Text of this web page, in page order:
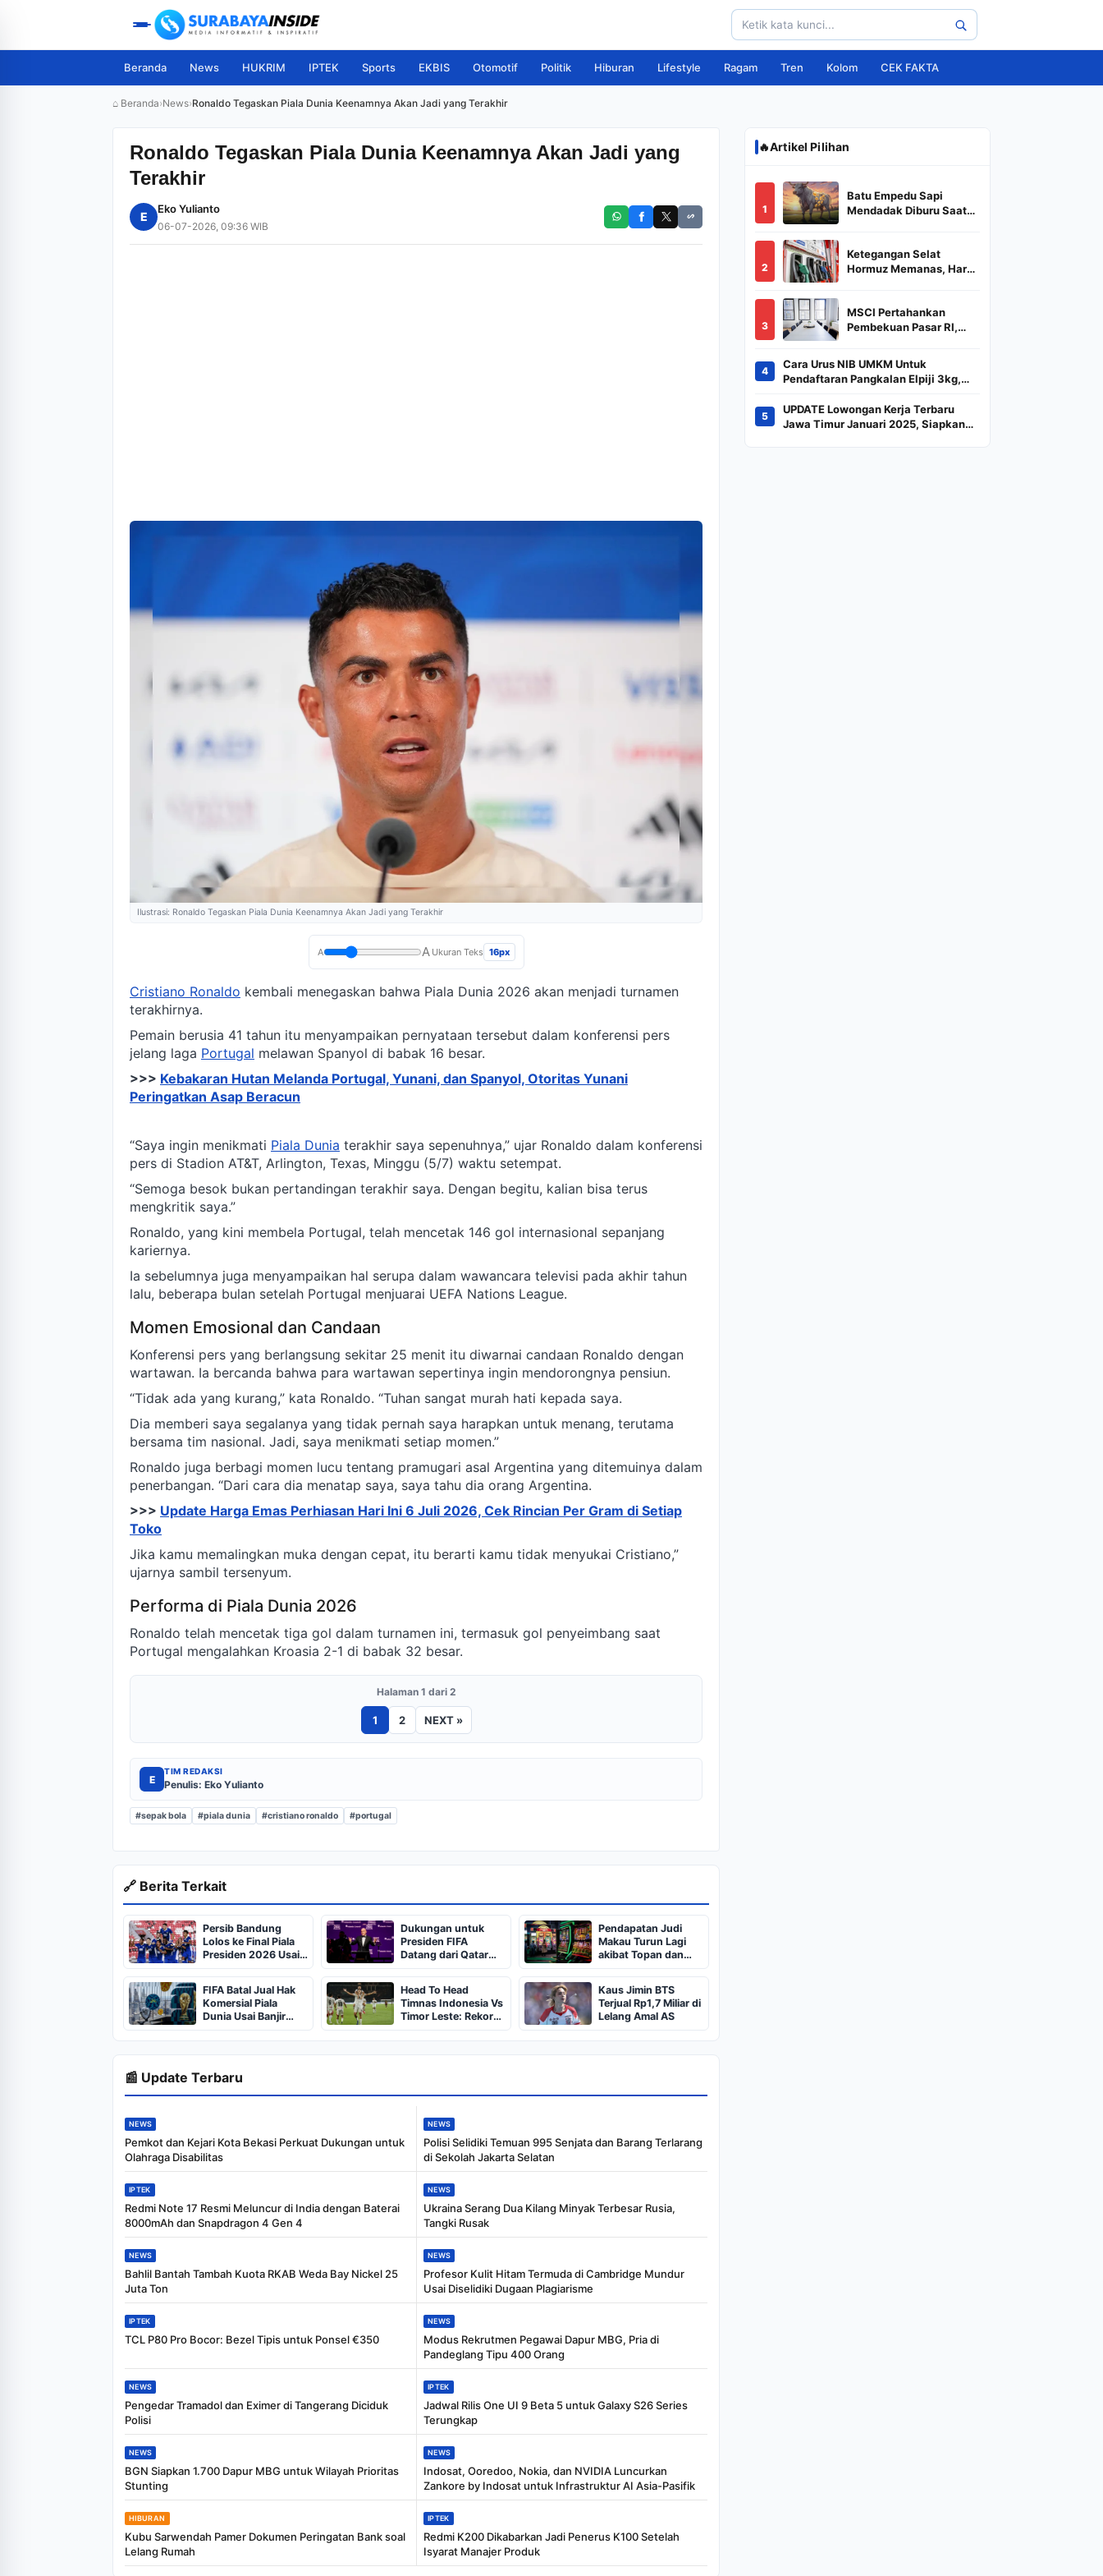
Beranda News HUKRIM IPTEK Sports EKBIS Otomotif Politik Hiburan Lifestyle Ragam Tren Kolom CEK FAKTA
⌂ Beranda›News›Ronaldo Tegaskan Piala Dunia Keenamnya Akan Jadi yang Terakhir
Ronaldo Tegaskan Piala Dunia Keenamnya Akan Jadi yang
Terakhir
E
Eko Yulianto
06-07-2026, 09:36 WIB
Ilustrasi: Ronaldo Tegaskan Piala Dunia Keenamnya Akan Jadi yang Terakhir
A A Ukuran Teks 16px
Cristiano Ronaldo kembali menegaskan bahwa Piala Dunia 2026 akan menjadi turnamen
terakhirnya.
Pemain berusia 41 tahun itu menyampaikan pernyataan tersebut dalam konferensi pers
jelang laga Portugal melawan Spanyol di babak 16 besar.
>>> Kebakaran Hutan Melanda Portugal, Yunani, dan Spanyol, Otoritas Yunani
Peringatkan Asap Beracun
“Saya ingin menikmati Piala Dunia terakhir saya sepenuhnya,” ujar Ronaldo dalam konferensi
pers di Stadion AT&T, Arlington, Texas, Minggu (5/7) waktu setempat.
“Semoga besok bukan pertandingan terakhir saya. Dengan begitu, kalian bisa terus
mengkritik saya.”
Ronaldo, yang kini membela Portugal, telah mencetak 146 gol internasional sepanjang
kariernya.
Ia sebelumnya juga menyampaikan hal serupa dalam wawancara televisi pada akhir tahun
lalu, beberapa bulan setelah Portugal menjuarai UEFA Nations League.
Momen Emosional dan Candaan
Konferensi pers yang berlangsung sekitar 25 menit itu diwarnai candaan Ronaldo dengan
wartawan. Ia bercanda bahwa para wartawan sepertinya ingin mendorongnya pensiun.
“Tidak ada yang kurang,” kata Ronaldo. “Tuhan sangat murah hati kepada saya.
Dia memberi saya segalanya yang tidak pernah saya harapkan untuk menang, terutama
bersama tim nasional. Jadi, saya menikmati setiap momen.”
Ronaldo juga berbagi momen lucu tentang pramugari asal Argentina yang ditemuinya dalam
penerbangan. “Dari cara dia menatap saya, saya tahu dia orang Argentina.
>>> Update Harga Emas Perhiasan Hari Ini 6 Juli 2026, Cek Rincian Per Gram di Setiap
Toko
Jika kamu memalingkan muka dengan cepat, itu berarti kamu tidak menyukai Cristiano,”
ujarnya sambil tersenyum.
Performa di Piala Dunia 2026
Ronaldo telah mencetak tiga gol dalam turnamen ini, termasuk gol penyeimbang saat
Portugal mengalahkan Kroasia 2-1 di babak 32 besar.
Halaman 1 dari 2
1 2 NEXT »
E
TIM REDAKSI
Penulis: Eko Yulianto
#sepak bola #piala dunia #cristiano ronaldo #portugal
🔗 Berita Terkait
Persib Bandung
Lolos ke Final Piala
Presiden 2026 Usai
Kalahkan Persija 2-1
Dukungan untuk
Presiden FIFA
Datang dari Qatar
dan Indonesia
Pendapatan Judi
Makau Turun Lagi
akibat Topan dan
Piala Dunia
FIFA Batal Jual Hak
Komersial Piala
Dunia Usai Banjir
Penolakan
Head To Head
Timnas Indonesia Vs
Timor Leste: Rekor
Sempurna Garuda
Jadi Modal Berharga
di Piala AFF 2026
Kaus Jimin BTS
Terjual Rp1,7 Miliar di
Lelang Amal AS
📰 Update Terbaru
NEWS
Pemkot dan Kejari Kota Bekasi Perkuat Dukungan untuk
Olahraga Disabilitas
NEWS
Polisi Selidiki Temuan 995 Senjata dan Barang Terlarang
di Sekolah Jakarta Selatan
IPTEK
Redmi Note 17 Resmi Meluncur di India dengan Baterai
8000mAh dan Snapdragon 4 Gen 4
NEWS
Ukraina Serang Dua Kilang Minyak Terbesar Rusia,
Tangki Rusak
NEWS
Bahlil Bantah Tambah Kuota RKAB Weda Bay Nickel 25
Juta Ton
NEWS
Profesor Kulit Hitam Termuda di Cambridge Mundur
Usai Diselidiki Dugaan Plagiarisme
IPTEK
TCL P80 Pro Bocor: Bezel Tipis untuk Ponsel €350
NEWS
Modus Rekrutmen Pegawai Dapur MBG, Pria di
Pandeglang Tipu 400 Orang
NEWS
Pengedar Tramadol dan Eximer di Tangerang Diciduk
Polisi
IPTEK
Jadwal Rilis One UI 9 Beta 5 untuk Galaxy S26 Series
Terungkap
NEWS
BGN Siapkan 1.700 Dapur MBG untuk Wilayah Prioritas
Stunting
NEWS
Indosat, Ooredoo, Nokia, dan NVIDIA Luncurkan
Zankore by Indosat untuk Infrastruktur AI Asia-Pasifik
HIBURAN
Kubu Sarwendah Pamer Dokumen Peringatan Bank soal
Lelang Rumah
IPTEK
Redmi K200 Dikabarkan Jadi Penerus K100 Setelah
Isyarat Manajer Produk
🔥Artikel Pilihan
1
Batu Empedu Sapi
Mendadak Diburu Saat
Puluhan Juta
2
Ketegangan Selat
Hormuz Memanas, Harga
3
MSCI Pertahankan
Pembekuan Pasar RI,
Indeks
4
Cara Urus NIB UMKM Untuk
Pendaftaran Pangkalan Elpiji 3kg,
Kilogram
5
UPDATE Lowongan Kerja Terbaru
Jawa Timur Januari 2025, Siapkan